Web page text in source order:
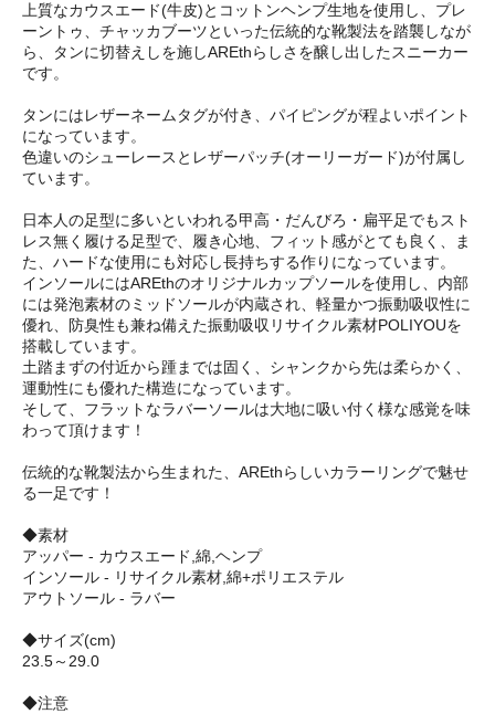
上質なカウスエード(牛皮)とコットンヘンプ生地を使用し、プレ
ーントゥ、チャッカブーツといった伝統的な靴製法を踏襲しなが
ら、タンに切替えしを施しAREthらしさを醸し出したスニーカー
です。
タンにはレザーネームタグが付き、パイピングが程よいポイント
になっています。
色違いのシューレースとレザーパッチ(オーリーガード)が付属し
ています。
日本人の足型に多いといわれる甲高・だんびろ・扁平足でもスト
レス無く履ける足型で、履き心地、フィット感がとても良く、ま
た、ハードな使用にも対応し長持ちする作りになっています。
インソールにはAREthのオリジナルカップソールを使用し、内部
には発泡素材のミッドソールが内蔵され、軽量かつ振動吸収性に
優れ、防臭性も兼ね備えた振動吸収リサイクル素材POLIYOUを
搭載しています。
土踏まずの付近から踵までは固く、シャンクから先は柔らかく、
運動性にも優れた構造になっています。
そして、フラットなラバーソールは大地に吸い付く様な感覚を味
わって頂けます！
伝統的な靴製法から生まれた、AREthらしいカラーリングで魅せ
る一足です！
◆素材
アッパー - カウスエード,綿,ヘンプ
インソール - リサイクル素材,綿+ポリエステル
アウトソール - ラバー
◆サイズ(cm)
23.5～29.0
◆注意